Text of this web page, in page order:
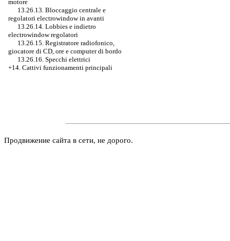
motore
13.26.13. Bloccaggio centrale e
regolatori electrowindow in avanti
13.26.14. Lobbies e indietro
electrowindow regolatori
13.26.15. Registratore radiofonico,
giocatore di CD, ore e computer di bordo
13.26.16. Specchi elettrici
+14. Cattivi funzionamenti principali
Продвижение сайта в сети, не дорого.